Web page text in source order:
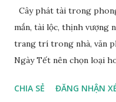
Cây phát tài trong
mắn, tài lộc, thịnh vượng
trang trí trong nhà, văn
Ngày Tết nên chọn loại
tài phát lộc, cây phát tài
CHIA SẺ ĐĂNG NHẬN